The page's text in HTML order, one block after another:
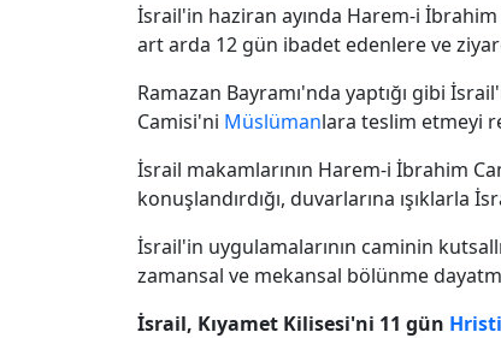
İsrail'in haziran ayında Harem-i
art arda 12 gün ibadet edenlere ve
Ramazan Bayramı'nda yaptığı gibi
Camisi'ni Müslümanlara teslim etmeyi
İsrail makamlarının Harem-i İbrahim
konuşlandırdığı, duvarlarına ışıklarla
İsrail'in uygulamalarının caminin
zamansal ve mekansal bölünme
İsrail, Kıyamet Kilisesi'ni 11 gün